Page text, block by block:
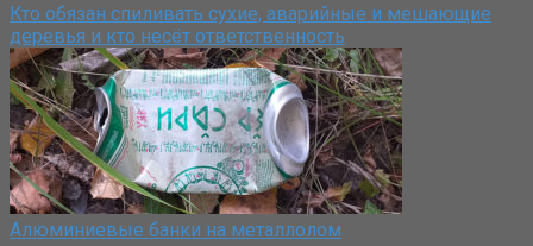
Кто обязан спиливать сухие, аварийные и мешающие
деревья и кто несёт ответственность
Алюминиевые банки на металлолом